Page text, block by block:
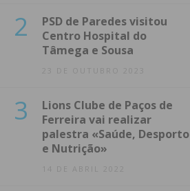
2
PSD de Paredes visitou
Centro Hospital do
Tâmega e Sousa
23 DE OUTUBRO 2023
3
Lions Clube de Paços de
Ferreira vai realizar
palestra «Saúde, Desporto
e Nutrição»
14 DE ABRIL 2022